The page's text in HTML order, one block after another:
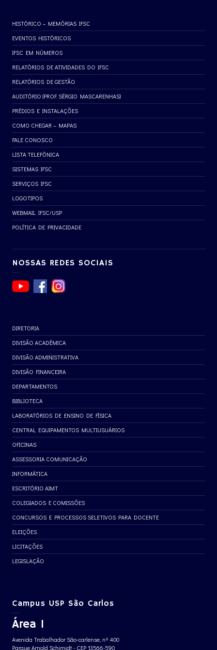
HISTÓRICO – MEMÓRIAS IFSC
EVENTOS HISTÓRICOS
IFSC EM NÚMEROS
RELATÓRIOS DE ATIVIDADES DO IFSC
RELATÓRIOS DE GESTÃO
AUDITÓRIO (PROF. SÉRGIO MASCARENHAS)
PRÉDIOS E INSTALAÇÕES
COMO CHEGAR – MAPAS
FALE CONOSCO
LISTA TELEFÔNICA
SISTEMAS IFSC
SERVIÇOS IFSC
LOGOTIPOS
WEBMAIL IFSC/USP
POLÍTICA DE PRIVACIDADE
NOSSAS REDES SOCIAIS
DIRETORIA
DIVISÃO ACADÊMICA
DIVISÃO ADMINISTRATIVA
DIVISÃO FINANCEIRA
DEPARTAMENTOS
BIBLIOTECA
LABORATÓRIOS DE ENSINO DE FÍSICA
CENTRAL EQUIPAMENTOS MULTIUSUÁRIOS
OFICINAS
ASSESSORIA COMUNICAÇÃO
INFORMÁTICA
ESCRITÓRIO AIMT
COLEGIADOS E COMISSÕES
CONCURSOS E PROCESSOS SELETIVOS PARA DOCENTE
ELEIÇÕES
LICITAÇÕES
LEGISLAÇÃO
Campus USP São Carlos
Área 1
Avenida Trabalhador São-carlense, nº 400
Parque Arnold Schimidt - CEP 13566-590